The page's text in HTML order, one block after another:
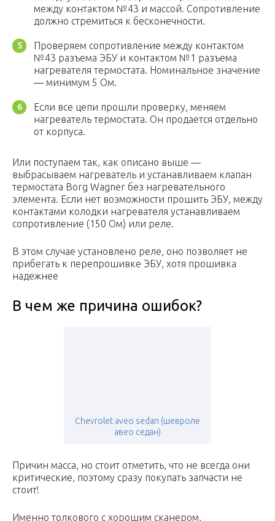
между контактом №43 и массой. Сопротивление
должно стремиться к бесконечности.
Проверяем сопротивление между контактом
№43 разъема ЭБУ и контактом №1 разъема
нагревателя термостата. Номинальное значение
— минимум 5 Ом.
Если все цепи прошли проверку, меняем
нагреватель термостата. Он продается отдельно
от корпуса.
Или поступаем так, как описано выше —
выбрасываем нагреватель и устанавливаем клапан
термостата Borg Wagner без нагревательного
элемента. Если нет возможности прошить ЭБУ, между
контактами колодки нагревателя устанавливаем
сопротивление (150 Ом) или реле.
В этом случае установлено реле, оно позволяет не
прибегать к перепрошивке ЭБУ, хотя прошивка
надежнее
В чем же причина ошибок?
Chevrolet aveo sedan (шевроле
авео седан)
Причин масса, но стоит отметить, что не всегда они
критические, поэтому сразу покупать запчасти не
стоит!
Именно толкового с хорошим сканером,